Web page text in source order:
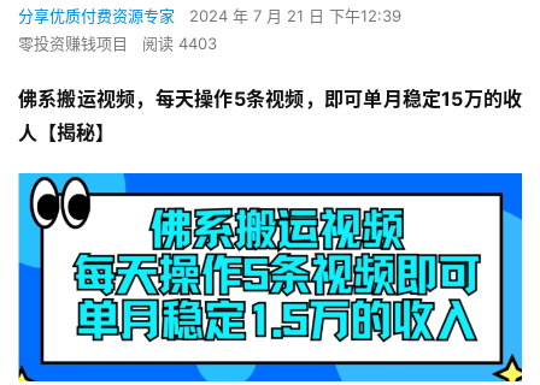
分享优质付费资源专家
2024 年 7 月 21 日 下午12:39
零投资赚钱项目
阅读 4403
佛系搬运视频，每天操作5条视频，即可单月稳定15万的收
人【揭秘】